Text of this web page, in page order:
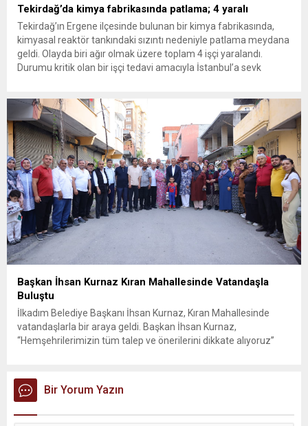
Tekirdağ’da kimya fabrikasında patlama; 4 yaralı
Tekirdağ’ın Ergene ilçesinde bulunan bir kimya fabrikasında,
kimyasal reaktör tankındaki sızıntı nedeniyle patlama meydana
geldi. Olayda biri ağır olmak üzere toplam 4 işçi yaralandı.
Durumu kritik olan bir işçi tedavi amacıyla İstanbul’a sevk
ilçesine...
Başkan İhsan Kurnaz Kıran Mahallesinde Vatandaşla
Buluştu
İlkadım Belediye Başkanı İhsan Kurnaz, Kıran Mahallesinde
vatandaşlarla bir araya geldi. Başkan İhsan Kurnaz,
“Hemşehrilerimizin tüm talep ve önerilerini dikkate alıyoruz”
sohbet eden, onların talep ve önerileri dinleyen Başkan İhsan
Kurnaz, gelen taleplerin çözümü için...
Bir Yorum Yazın